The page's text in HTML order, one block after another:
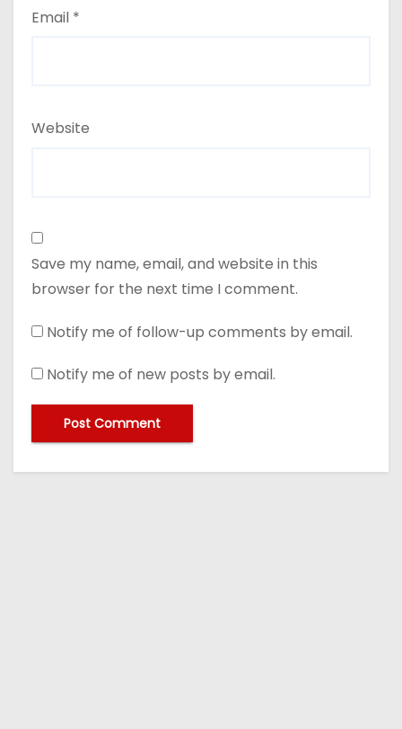
Email *
Website
Save my name, email, and website in this
browser for the next time I comment.
Notify me of follow-up comments by email.
Notify me of new posts by email.